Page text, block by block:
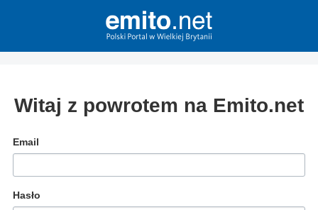
Witaj z powrotem na Emito.net
Email
Hasło